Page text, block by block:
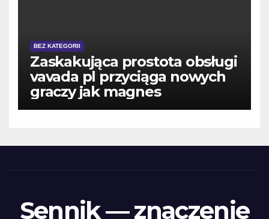
BEZ KATEGORII
Zaskakująca prostota obsługi
vavada pl przyciąga nowych
graczy jak magnes
Sennik — znaczenie